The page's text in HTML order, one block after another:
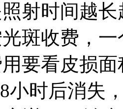
射时间越
斑收费，
要看皮损
小时后消失